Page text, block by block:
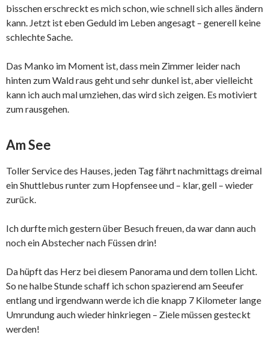
bisschen erschreckt es mich schon, wie schnell sich alles ändern
kann. Jetzt ist eben Geduld im Leben angesagt – generell keine
schlechte Sache.
Das Manko im Moment ist, dass mein Zimmer leider nach
hinten zum Wald raus geht und sehr dunkel ist, aber vielleicht
kann ich auch mal umziehen, das wird sich zeigen. Es motiviert
zum rausgehen.
Am See
Toller Service des Hauses, jeden Tag fährt nachmittags dreimal
ein Shuttlebus runter zum Hopfensee und – klar, gell – wieder
zurück.
Ich durfte mich gestern über Besuch freuen, da war dann auch
noch ein Abstecher nach Füssen drin!
Da hüpft das Herz bei diesem Panorama und dem tollen Licht.
So ne halbe Stunde schaff ich schon spazierend am Seeufer
entlang und irgendwann werde ich die knapp 7 Kilometer lange
Umrundung auch wieder hinkriegen – Ziele müssen gesteckt
werden!